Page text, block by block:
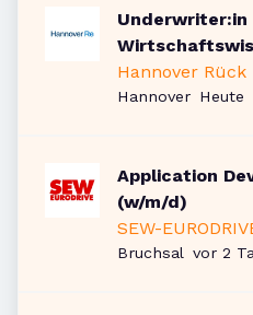
Hannover Rück
Hannover Heute
Application
(w/m/d)
SEW-
Bruchsal vor 2